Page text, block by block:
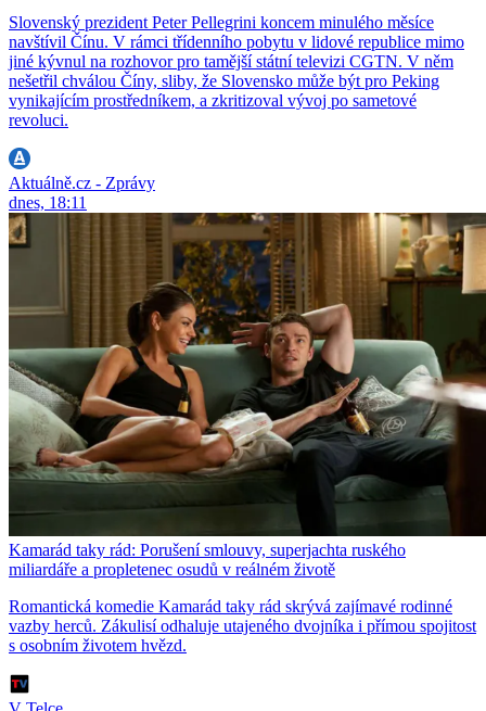
Slovenský prezident Peter Pellegrini koncem minulého měsíce
navštívil Čínu. V rámci třídenního pobytu v lidové republice mimo
jiné kývnul na rozhovor pro tamější státní televizi CGTN. V něm
nešetřil chválou Číny, sliby, že Slovensko může být pro Peking
vynikajícím prostředníkem, a zkritizoval vývoj po sametové
revoluci.
Aktuálně.cz - Zprávy
dnes, 18:11
Kamarád taky rád: Porušení smlouvy, superjachta ruského
miliardáře a propletenec osudů v reálném životě
Romantická komedie Kamarád taky rád skrývá zajímavé rodinné
vazby herců. Zákulisí odhaluje utajeného dvojníka i přímou spojitost
s osobním životem hvězd.